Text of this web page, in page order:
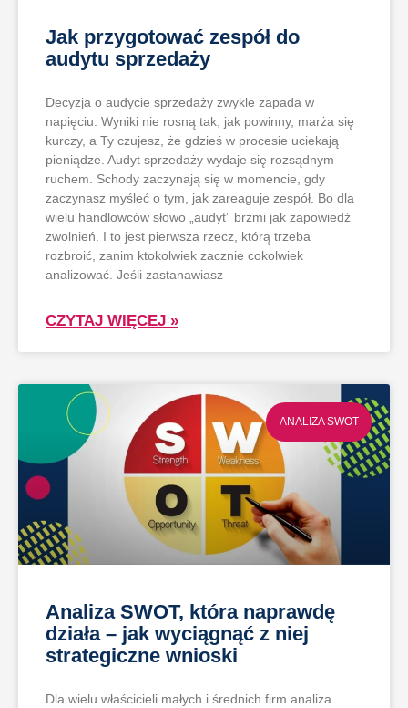
Jak przygotować zespół do
audytu sprzedaży
Decyzja o audycie sprzedaży zwykle zapada w
napięciu. Wyniki nie rosną tak, jak powinny, marża się
kurczy, a Ty czujesz, że gdzieś w procesie uciekają
pieniądze. Audyt sprzedaży wydaje się rozsądnym
ruchem. Schody zaczynają się w momencie, gdy
zaczynasz myśleć o tym, jak zareaguje zespół. Bo dla
wielu handlowców słowo „audyt” brzmi jak zapowiedź
zwolnień. I to jest pierwsza rzecz, którą trzeba
rozbroić, zanim ktokolwiek zacznie cokolwiek
analizować. Jeśli zastanawiasz
CZYTAJ WIĘCEJ »
ANALIZA SWOT
Analiza SWOT, która naprawdę
działa – jak wyciągnąć z niej
strategiczne wnioski
Dla wielu właścicieli małych i średnich firm analiza